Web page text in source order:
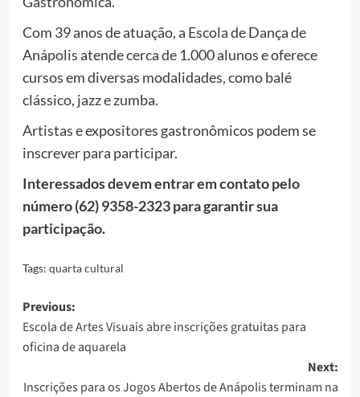
Com 39 anos de atuação, a Escola de Dança de
Anápolis atende cerca de 1.000 alunos e oferece
cursos em diversas modalidades, como balé
clássico, jazz e zumba.
Artistas e expositores gastronômicos podem se
inscrever para participar.
Interessados devem entrar em contato pelo
número (62) 9358-2323 para garantir sua
participação.
Tags: quarta cultural
Post
navigation
Previous:
Escola de Artes Visuais abre inscrições gratuitas para
oficina de aquarela
Next:
Inscrições para os Jogos Abertos de Anápolis terminam na